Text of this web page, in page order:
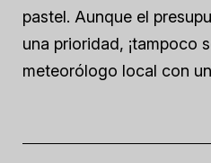
pastel. Aunque el
una prioridad, ¡tampoco
meteorólogo local con